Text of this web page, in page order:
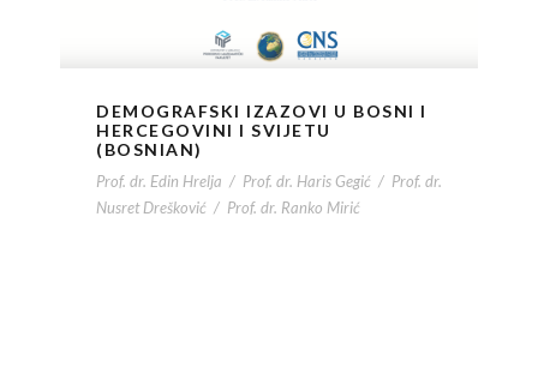
DEMOGRAFSKI IZAZOVI U BOSNI I
HERCEGOVINI I SVIJETU
(BOSNIAN)
Prof. dr. Edin Hrelja / Prof. dr. Haris Gegić / Prof. dr.
Nusret Drešković / Prof. dr. Ranko Mirić